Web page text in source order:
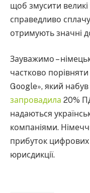
щоб змусити великі
справедливо
отримують значні
Зауважимо –
частково
Google», який набув
запровадила 20%
надаються
компаніями.
прибуток цифрових
юрисдикції.